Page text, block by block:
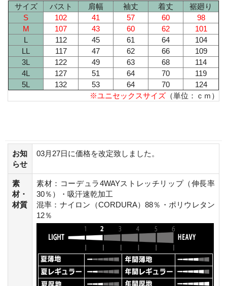
サイズ バスト 肩幅 袖丈 着丈
裾廻り
S
102 41 57 60
98
M
107 43 60 62
101
L
112 45 61 64
104
LL
117 47 62 66
109
3L
122 49 63 68
114
4L
127 51 64 70
119
5L
132 53 64 70
124
※ユニセックスサイズ （単位：ｃｍ）
お知
らせ
03月27日に価格を改定致しました。
素
材・
材質
素材：コーデュラ4WAYストレッチリップ（伸長率
30％）・吸汗速乾加工
混率：ナイロン（CORDURA）88％・ポリウレタン
12％